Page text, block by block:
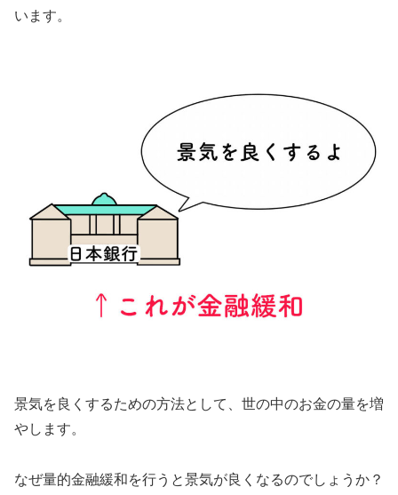
います。
景気を良くするための方法として、世の中のお金の量を増
やします。
なぜ量的金融緩和を行うと景気が良くなるのでしょうか？